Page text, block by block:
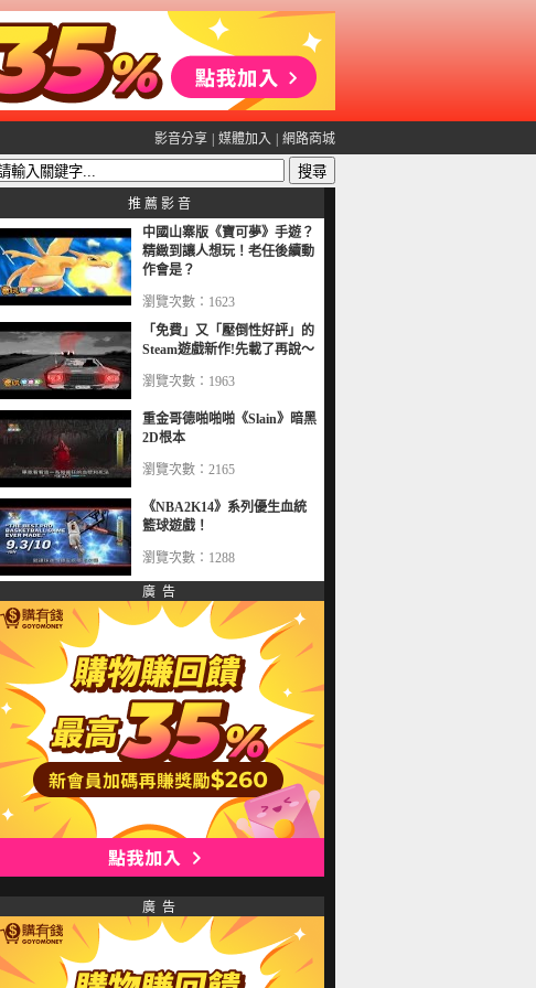
影音分享 媒體加入 網路商城
推 薦 影 音
中國山寨版《寶可夢》手遊？
精緻到讓人想玩！老任後續動
作會是？
瀏覽次數：1623
「免費」又「壓倒性好評」的
Steam遊戲新作!先載了再說～
瀏覽次數：1963
重金哥德啪啪啪《Slain》暗黑
2D根本
瀏覽次數：2165
《NBA2K14》系列優生血統
籃球遊戲！
瀏覽次數：1288
廣 告
廣 告